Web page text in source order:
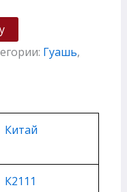
Гуашь,
Китай
К2111